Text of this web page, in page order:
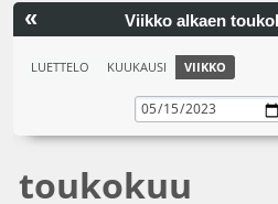
« Viikko alkaen
LUETTELO KUUKAUSI VIIKKO
toukokuu